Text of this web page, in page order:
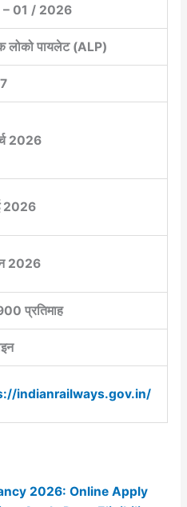
– 01 / 2026
लोको पायलेट (ALP)
2026
2026
2026
प्रतिमाह
indianrailways.gov.in/
2026: Online Apply